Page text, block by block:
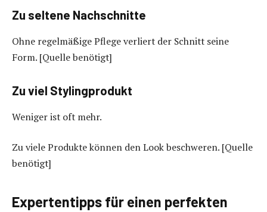
Zu seltene Nachschnitte
Ohne regelmäßige Pflege verliert der Schnitt seine
Form. [Quelle benötigt]
Zu viel Stylingprodukt
Weniger ist oft mehr.
Zu viele Produkte können den Look beschweren. [Quelle
benötigt]
Expertentipps für einen perfekten